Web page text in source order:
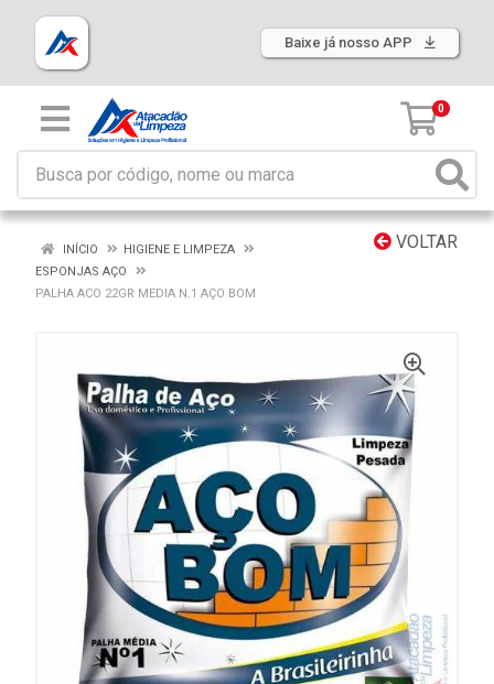
Baixe já nosso APP
0
VOLTAR
INÍCIO
HIGIENE E LIMPEZA
ESPONJAS AÇO
PALHA ACO 22GR MEDIA N.1 AÇO BOM